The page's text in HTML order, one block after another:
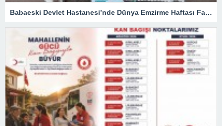
Babaeski Devlet Hastanesi’nde Dünya Emzirme Haftası Farkındalığı